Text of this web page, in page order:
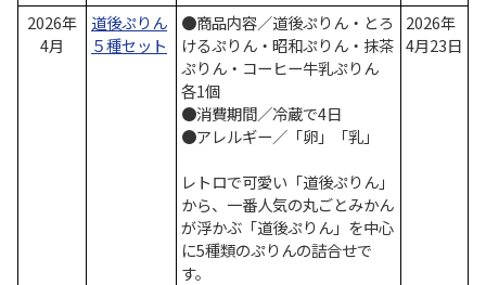
2026年
4月
道後ぷりん
５種セット
●商品内容／道後ぷりん・とろ
けるぷりん・昭和ぷりん・抹茶
ぷりん・コーヒー牛乳ぷりん
各1個
●消費期間／冷蔵で4日
●アレルギー／「卵」「乳」
レトロで可愛い「道後ぷりん」
から、一番人気の丸ごとみかん
が浮かぶ「道後ぷりん」を中心
に5種類のぷりんの詰合せで
す。
2026年
4月23日